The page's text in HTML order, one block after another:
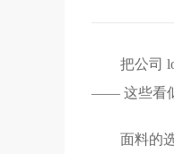
把公司
—— 这些看似
面料的